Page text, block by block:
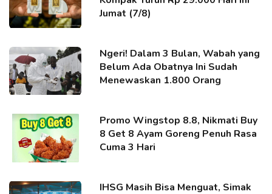
Jumat (7/8)
Ngeri! Dalam 3 Bulan, Wabah yang
Belum Ada Obatnya Ini Sudah
Menewaskan 1.800 Orang
Promo Wingstop 8.8, Nikmati Buy
8 Get 8 Ayam Goreng Penuh Rasa
Cuma 3 Hari
IHSG Masih Bisa Menguat, Simak